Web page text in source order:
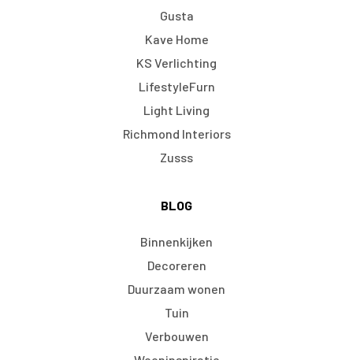
Gusta
Kave Home
KS Verlichting
LifestyleFurn
Light Living
Richmond Interiors
Zusss
BLOG
Binnenkijken
Decoreren
Duurzaam wonen
Tuin
Verbouwen